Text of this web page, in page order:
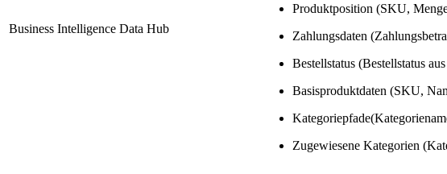
Business Intelligence Data Hub
Produktposition (SKU,
Zahlungsdaten
Bestellstatus (Bestellstatus
Basisproduktdaten (SKU,
Zugewiesene Kategorien